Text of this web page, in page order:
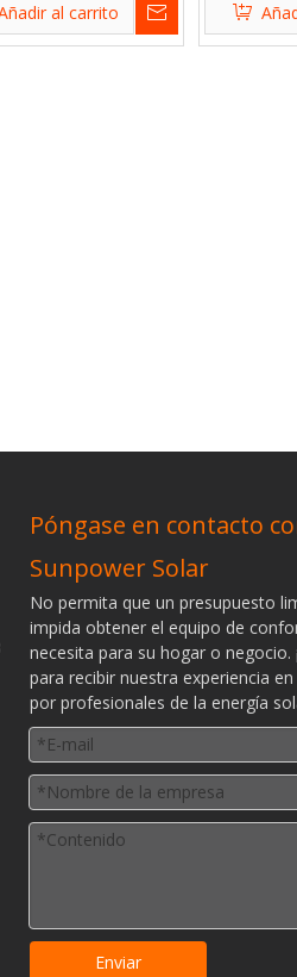
al carrito
Póngase en contacto
Sunpower Solar
No permita que un presupuesto
impida obtener el equipo de
necesita para su hogar o negocio.
para recibir nuestra experiencia
por profesionales de la energía
Enviar